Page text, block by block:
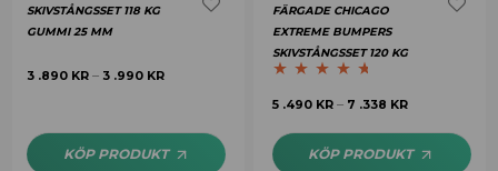
SKIVSTÅNGSSET 118 KG
GUMMI 25 MM
3 .890 KR – 3 .990 KR
KÖP PRODUKT
FÄRGADE CHICAGO
EXTREME BUMPERS
SKIVSTÅNGSSET 120 KG
Betygsatt
4.57
5 .490 KR – 7 .338 KR
KÖP PRODUKT